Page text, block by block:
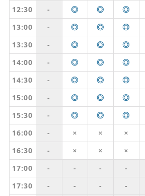
12:30
- ◎ ◎ ◎
13:00
- ◎ ◎ ◎
13:30
- ◎ ◎ ◎
14:00
- ◎ ◎ ◎
14:30
- ◎ ◎ ◎
15:00
- ◎ ◎ ◎
15:30
- ◎ ◎ ◎
16:00
- ✕ ✕ ✕
16:30 - ✕ ✕ ✕
17:00 - - - -
17:30
- - - -